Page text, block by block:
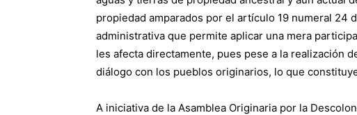
propiedad amparados por el artículo 19 numeral 24
administrativa que permite aplicar una mera
les afecta directamente, pues pese a la realización
diálogo con los pueblos originarios, lo que
A iniciativa de la Asamblea Originaria por la